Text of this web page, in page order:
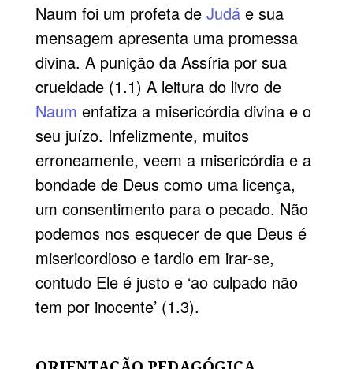
Naum foi um profeta de Judáe sua
mensagem apresenta uma promessa
divina. A punição da Assíria por sua
crueldade (1.1) A leitura do livro de
Naum enfatiza a misericórdia divina e o
seu juízo. Infelizmente, muitos
erroneamente, veem a misericórdia e a
bondade de Deus como uma licença,
um consentimento para o pecado. Não
podemos nos esquecer de que Deus é
misericordioso e tardio em irar-se,
contudo Ele é justo e ‘ao culpado não
tem por inocente’ (1.3).